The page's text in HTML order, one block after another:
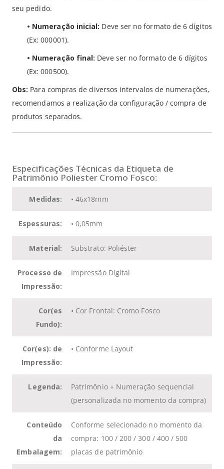
seu pedido.
• Numeração inicial: Deve ser no formato de 6 dígitos
(Ex: 000001).
• Numeração final: Deve ser no formato de 6 dígitos
(Ex: 000500).
Obs: Para compras de diversos intervalos de numerações,
recomendamos a realização da configuração / compra de
produtos separados.
Especificações Técnicas da Etiqueta de
Patrimônio Poliester Cromo Fosco:
Medidas: • 46x18mm
Espessuras: • 0,05mm
Material: Substrato: Poliéster
Processo de
Impressão:
Impressão Digital
Cor(es
Fundo):
• Cor Frontal: Cromo Fosco
Cor(es): de
Impressão:
• Conforme Layout
Legenda:
Patrimônio + Numeração sequencial
(personalizada no momento da compra)
Conteúdo
da
Embalagem:
Conforme selecionado no momento da
compra: 100 / 200 / 300 / 400 / 500
placas de patrimônio